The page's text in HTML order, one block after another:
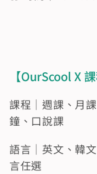
【OurScool X
課程｜週課、月
鐘、口說課
語言｜英文、韓
言任選